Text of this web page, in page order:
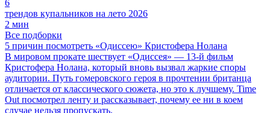
6
трендов купальников на лето 2026
2 мин
Все подборки
5 причин посмотреть «Одиссею» Кристофера Нолана
В мировом прокате шествует «Одиссея» — 13-й фильм
Кристофера Нолана, который вновь вызвал жаркие споры
аудитории. Путь гомеровского героя в прочтении британца
отличается от классического сюжета, но это к лучшему. Time
Out посмотрел ленту и рассказывает, почему ее ни в коем
случае нельзя пропускать.